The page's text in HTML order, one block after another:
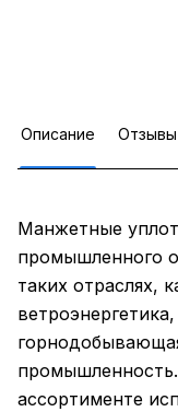
Описание Отзывы
Манжетные
промышленного
таких отраслях,
ассортименте